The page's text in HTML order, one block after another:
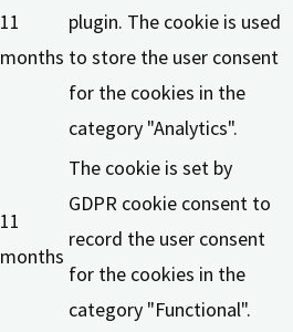
11
months
plugin. The cookie is used
to store the user consent
for the cookies in the
category "Analytics".
11
months
The cookie is set by
GDPR cookie consent to
record the user consent
for the cookies in the
category "Functional".